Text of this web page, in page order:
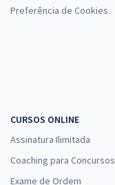
Preferência de Cookies
CURSOS ONLINE
Assinatura Ilimitada
Coaching para Concursos
Exame de Ordem